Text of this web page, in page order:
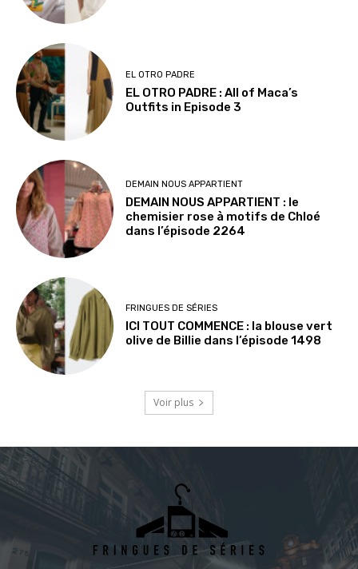
EL OTRO PADRE
EL OTRO PADRE : All of Maca’s
Outfits in Episode 3
DEMAIN NOUS APPARTIENT
DEMAIN NOUS APPARTIENT : le
chemisier rose à motifs de Chloé
dans l’épisode 2264
FRINGUES DE SÉRIES
ICI TOUT COMMENCE : la blouse vert
olive de Billie dans l’épisode 1498
Voir plus